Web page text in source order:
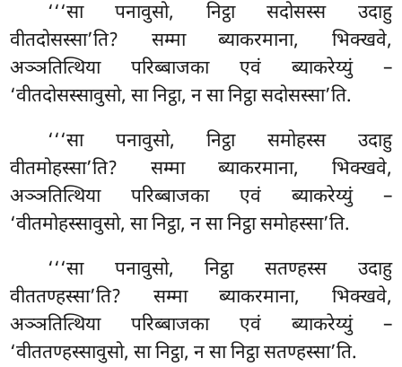
‘‘‘सा पनावुसो, निट्ठा सदोसस्स उदाहु
वीतदोसस्सा’ति? सम्मा ब्याकरमाना, भिक्खवे,
अञ्ञतित्थिया परिब्बाजका एवं ब्याकरेय्युं –
‘वीतदोसस्सावुसो, सा निट्ठा, न सा निट्ठा सदोसस्सा’ति.
‘‘‘सा पनावुसो, निट्ठा समोहस्स उदाहु
वीतमोहस्सा’ति? सम्मा ब्याकरमाना, भिक्खवे,
अञ्ञतित्थिया परिब्बाजका एवं ब्याकरेय्युं –
‘वीतमोहस्सावुसो, सा निट्ठा, न सा निट्ठा समोहस्सा’ति.
‘‘‘सा पनावुसो, निट्ठा सतण्हस्स उदाहु
वीततण्हस्सा’ति? सम्माब्याकरमाना, भिक्खवे,
अञ्ञतित्थिया परिब्बाजका एवं ब्याकरेय्युं –
‘वीततण्हस्सावुसो, सा निट्ठा, न सा निट्ठा सतण्हस्सा’ति.